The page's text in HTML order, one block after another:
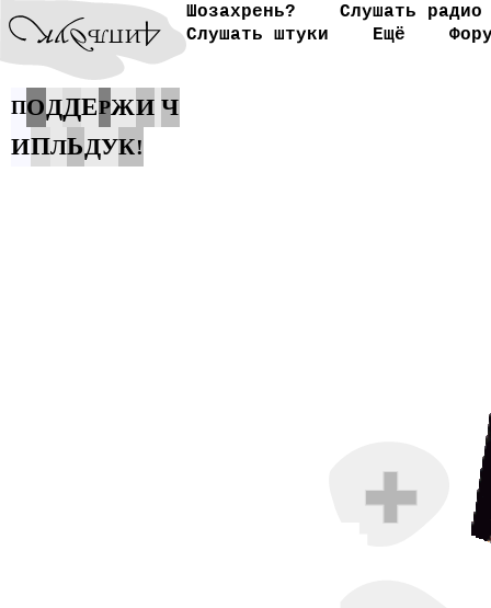
Шозахрень?
Слушать радио
Слушать штуки
Ещё
ПОДДЕРЖИ Ч
ИПЛЬДУК!